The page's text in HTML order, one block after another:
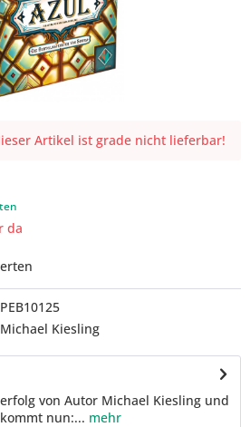
Artikel ist grade nicht lieferbar!
da
PEB10125
Michael Kiesling
von Autor Michael Kiesling und
nun:... mehr